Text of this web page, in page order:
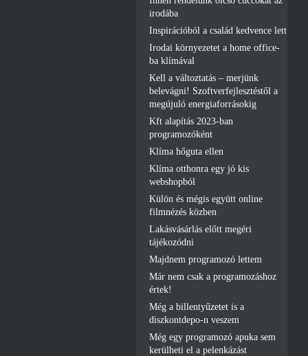
irodába
Inspirációból a család kedvence lett
Irodai környezetet a home office-
ba klímával
Kell a változtatás – merjünk
belevágni! Szoftverfejlesztéstől a
megújuló energiaforrásokig
Kft alapítás 2023-ban
programozóként
Klíma hőguta ellen
Klíma otthonra egy jó kis
webshopból
Külön és mégis együtt online
filmnézés közben
Lakásvásárlás előtt megéri
tájékozódni
Majdnem programozó lettem
Már nem csak a programozáshoz
értek!
Még a billentyűzetet is a
diszkontdepo-n veszem
Még egy programozó apuka sem
kerülheti el a pelenkázást